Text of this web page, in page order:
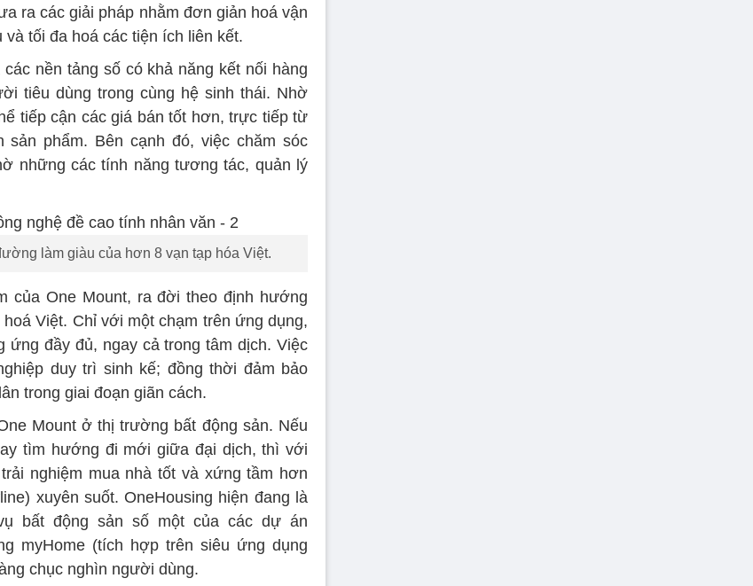
ra các giải pháp nhằm đơn giản hoá vận
tối đa hoá các tiện ích liên kết.
nền tảng số có khả năng kết nối hàng
tiêu dùng trong cùng hệ sinh thái. Nhờ
tiếp cận các giá bán tốt hơn, trực tiếp từ
phẩm. Bên cạnh đó, việc chăm sóc
những các tính năng tương tác, quản lý
làm giàu của hơn 8 vạn tạp hóa Việt.
của One Mount, ra đời theo định hướng
Việt. Chỉ với một chạm trên ứng dụng,
đầy đủ, ngay cả trong tâm dịch. Việc
duy trì sinh kế; đồng thời đảm bảo
trong giai đoạn giãn cách.
Mount ở thị trường bất động sản. Nếu
tìm hướng đi mới giữa đại dịch, thì với
nghiệm mua nhà tốt và xứng tầm hơn
xuyên suốt. OneHousing hiện đang là
bất động sản số một của các dự án
myHome (tích hợp trên siêu ứng dụng
chục nghìn người dùng.